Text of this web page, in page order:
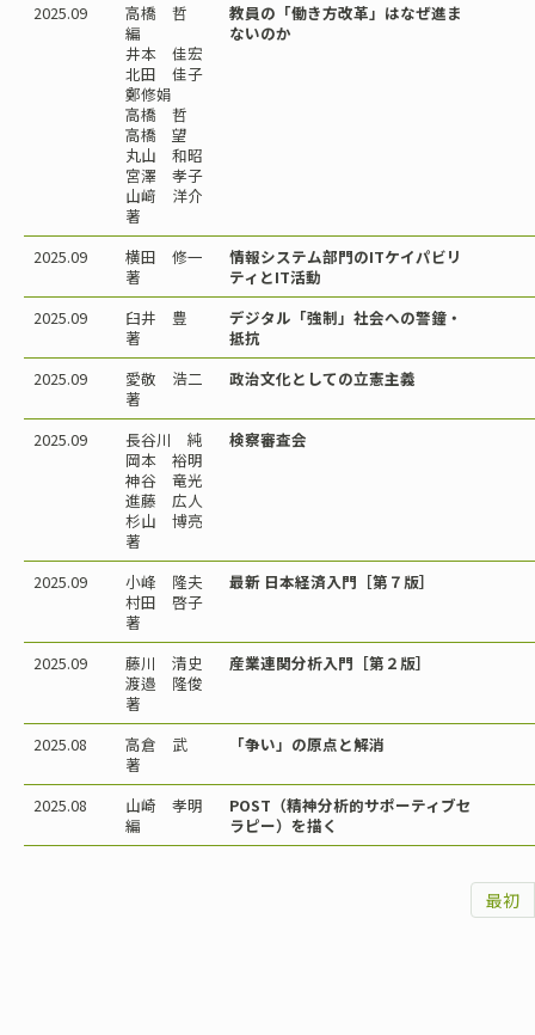
2025.09
高橋 哲
編
井本 佳宏
北田 佳子
鄭修娟
高橋 哲
高橋 望
丸山 和昭
宮澤 孝子
山﨑 洋介
著
教員の「働き方改革」はなぜ進ま
ないのか
2025.09
横田 修一
著
情報システム部門のITケイパビリ
ティとIT活動
2025.09
臼井 豊
著
デジタル「強制」社会への警鐘・
抵抗
2025.09
愛敬 浩二
著
政治文化としての立憲主義
2025.09
長谷川 純
岡本 裕明
神谷 竜光
進藤 広人
杉山 博亮
著
検察審査会
2025.09
小峰 隆夫
村田 啓子
著
最新 日本経済入門［第７版］
2025.09
藤川 清史
渡邉 隆俊
著
産業連関分析入門［第２版］
2025.08
高倉 武
著
「争い」の原点と解消
2025.08
山崎 孝明
編
POST（精神分析的サポーティブセ
ラピー）を描く
最初